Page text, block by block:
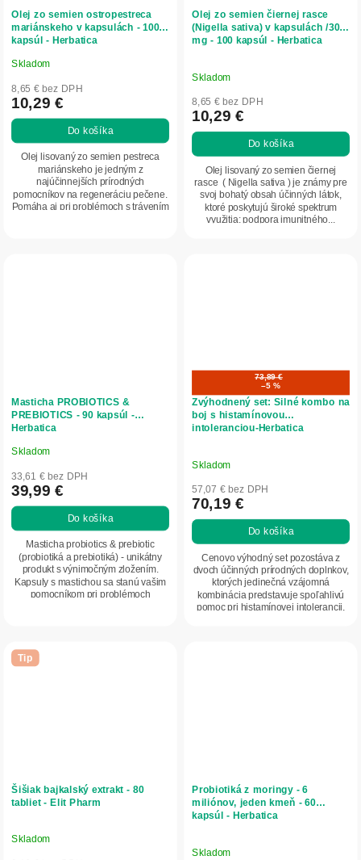
Olej zo semien ostropestreca
mariánskeho v kapsulách - 100
kapsúl - Herbatica
Priemerné
hodnotenie
produktu
je
5,0
hviezdičiek.
Skladom
8,65 € bez DPH
10,29 €
Do košíka
Olej lisovaný zo semien pestreca
mariánskeho je jedným z
najúčinnejších prírodných
pomocníkov na regeneráciu pečene.
Pomáha aj pri problémoch s trávením
Olej zo semien čiernej rasce
(Nigella sativa) v kapsulách /300
mg - 100 kapsúl - Herbatica
Skladom
8,65 € bez DPH
10,29 €
Do košíka
Olej lisovaný zo semien čiernej
rasce ( Nigella sativa ) je známy pre
svoj bohatý obsah účinných látok,
ktoré poskytujú široké spektrum
využitia: podpora imunitného...
Masticha PROBIOTICS &
PREBIOTICS - 90 kapsúl -
Herbatica
Priemerné
hodnotenie
produktu
je
5,0
hviezdičiek.
Skladom
33,61 € bez DPH
39,99 €
Do košíka
Masticha probiotics & prebiotic
(probiotiká a prebiotiká) - unikátny
produkt s výnimočným zložením.
Kapsuly s mastichou sa stanú vašim
pomocníkom pri problémoch
73,89 €
–5 %
Zvýhodnený set: Silné kombo na
boj s histamínovou
intoleranciou-Herbatica
Skladom
57,07 € bez DPH
70,19 €
Do košíka
Cenovo výhodný set pozostáva z
dvoch účinných prírodných doplnkov,
ktorých jedinečná vzájomná
kombinácia predstavuje spoľahlivú
pomoc pri histamínovej intolerancii,
Tip
Šišiak bajkalský extrakt - 80
tabliet - Elit Pharm
Priemerné
Skladom
Probiotiká z moringy - 6
miliónov, jeden kmeň - 60
kapsúl - Herbatica
Skladom